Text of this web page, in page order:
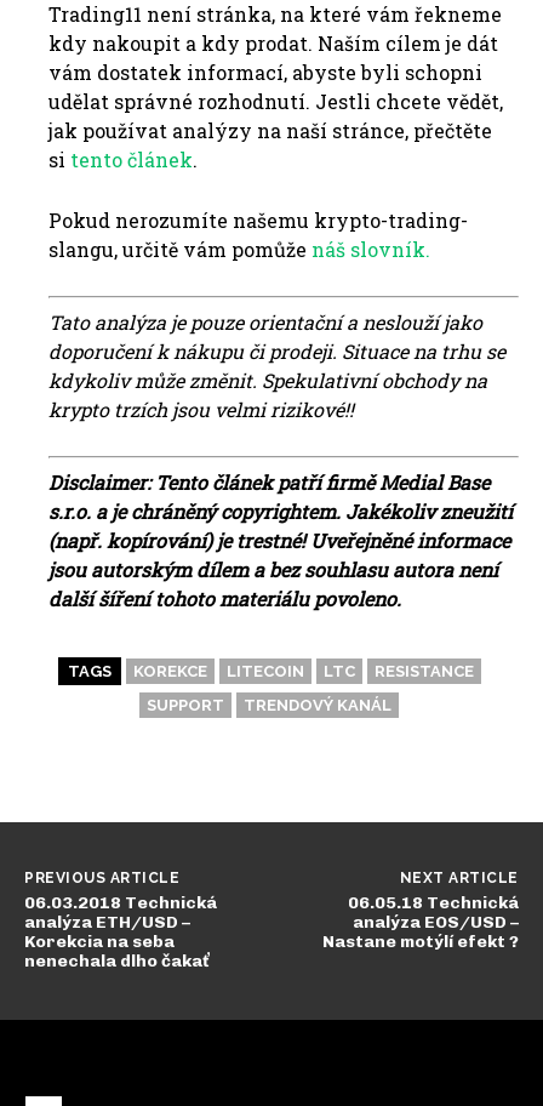
Trading11 není stránka, na které vám řekneme
kdy nakoupit a kdy prodat. Naším cílem je dát
vám dostatek informací, abyste byli schopni
udělat správné rozhodnutí. Jestli chcete vědět,
jak používat analýzy na naší stránce, přečtěte
si tento článek.
Pokud nerozumíte našemu krypto-trading-
slangu, určitě vám pomůže náš slovník.
Tato analýza je pouze orientační a neslouží jako
doporučení k nákupu či prodeji. Situace na trhu se
kdykoliv může změnit. Spekulativní obchody na
krypto trzích jsou velmi rizikové!!
Disclaimer: Tento článek patří firmě Medial Base
s.r.o. a je chráněný copyrightem. Jakékoliv zneužití
(např. kopírování) je trestné!Uveřejněné informace
jsou autorským dílem a bez souhlasu autora není
další šíření tohoto materiálu povoleno.
TAGS KOREKCE LITECOIN LTC
RESISTANCE
SUPPORT
TRENDOVÝ KANÁL
PREVIOUS ARTICLE
06.03.2018 Technická
analýza ETH/USD –
Korekcia na seba
nenechala dlho čakať
NEXT ARTICLE
06.05.18 Technická
analýza EOS/USD –
Nastane motýlí efekt ?